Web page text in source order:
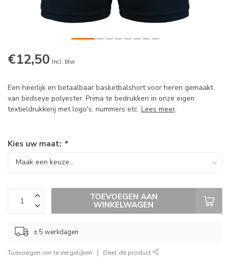
€12,50 Incl. btw
Een heerlijk en betaalbaar basketbalshort voor heren gemaakt
van birdseye polyester. Prima te bedrukken in onze eigen
textieldrukkerij met logo's, nummers etc. Lees meer.
Kies uw maat: *
TOEVOEGEN AAN
WINKELWAGEN
± 5 werkdagen
Toevoegen om te vergelijken Deel dit product